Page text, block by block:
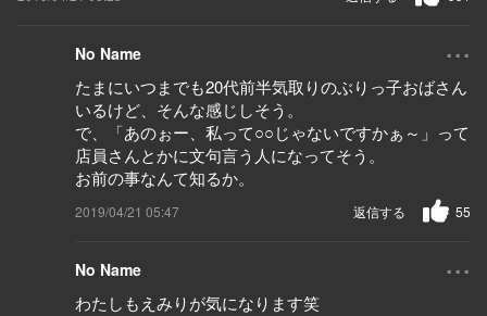
No Name ...
たまにいつまでも20代前半気取りのぶりっ子おばさん
いるけど、そんな感じしそう。
で、「あのぉー、私って○○じゃないですかぁ～」って
店員さんとかに文句言う人になってそう。
お前の事なんて知るか。
2019/04/21 05:47 55
返信する
No Name ...
わたしもえみりが気になります笑